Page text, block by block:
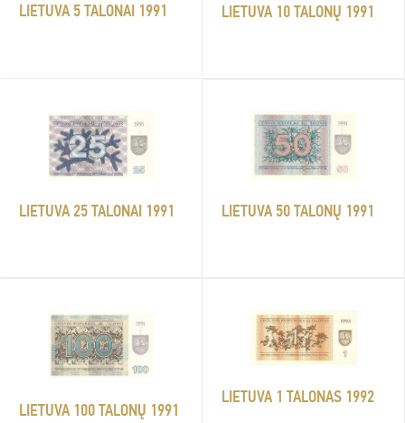
LIETUVA 5 TALONAI 1991 LIETUVA 10 TALONŲ 1991
LIETUVA 25 TALONAI 1991 LIETUVA 50 TALONŲ 1991
LIETUVA 100 TALONŲ 1991
LIETUVA 1 TALONAS 1992